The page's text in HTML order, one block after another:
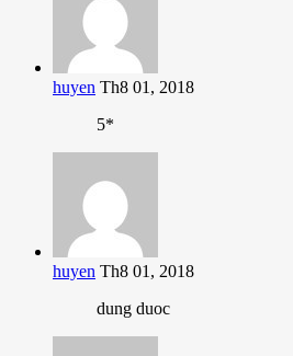
huyen Th8 01, 2018
5*
huyen Th8 01, 2018
dung duoc